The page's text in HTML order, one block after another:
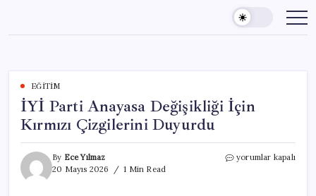
content
EĞITIM
İYİ Parti Anayasa Değişikliği İçin
Kırmızı Çizgilerini Duyurdu
By Ece Yılmaz
20 Mayıs 2026
1 Min Read
İYİ
yorumlar kapalı